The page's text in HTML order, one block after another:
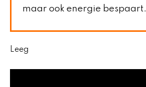
maar ook energie bespaart.
Leeg